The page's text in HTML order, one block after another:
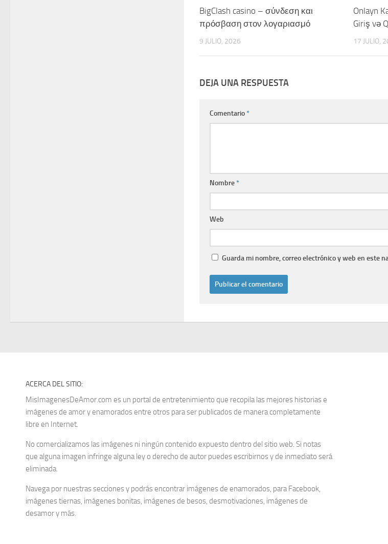
BigClash casino – σύνδεση και
πρόσβαση στον λογαριασμό
9 JULIO, 2026
Onlayn
Giriş və
17 JULIO,
DEJA UNA RESPUESTA
Comentario*
Nombre*
Web
Guarda mi nombre, correo electrónico y web en este
ACERCA DEL SITIO:
MisImagenesDeAmor.com es un portal de entretenimiento que recopila las mejores historias e
imágenes de amor y enamorados entre otros para ser publicados de manera completamente
libre en Internet.
No comercializamos las imágenes ni ningún contenido expuesto dentro del sitio web. Si notas
que alguna imagen infringe alguna ley o derecho de autor puedes escribirnos y de inmediato será
eliminada.
Navega por nuestras secciones y podrás encontrar imágenes de enamorados, para Facebook,
imágenes tiernas, imágenes bonitas, imágenes de besos, desmotivaciones, imágenes de
desamor y más.